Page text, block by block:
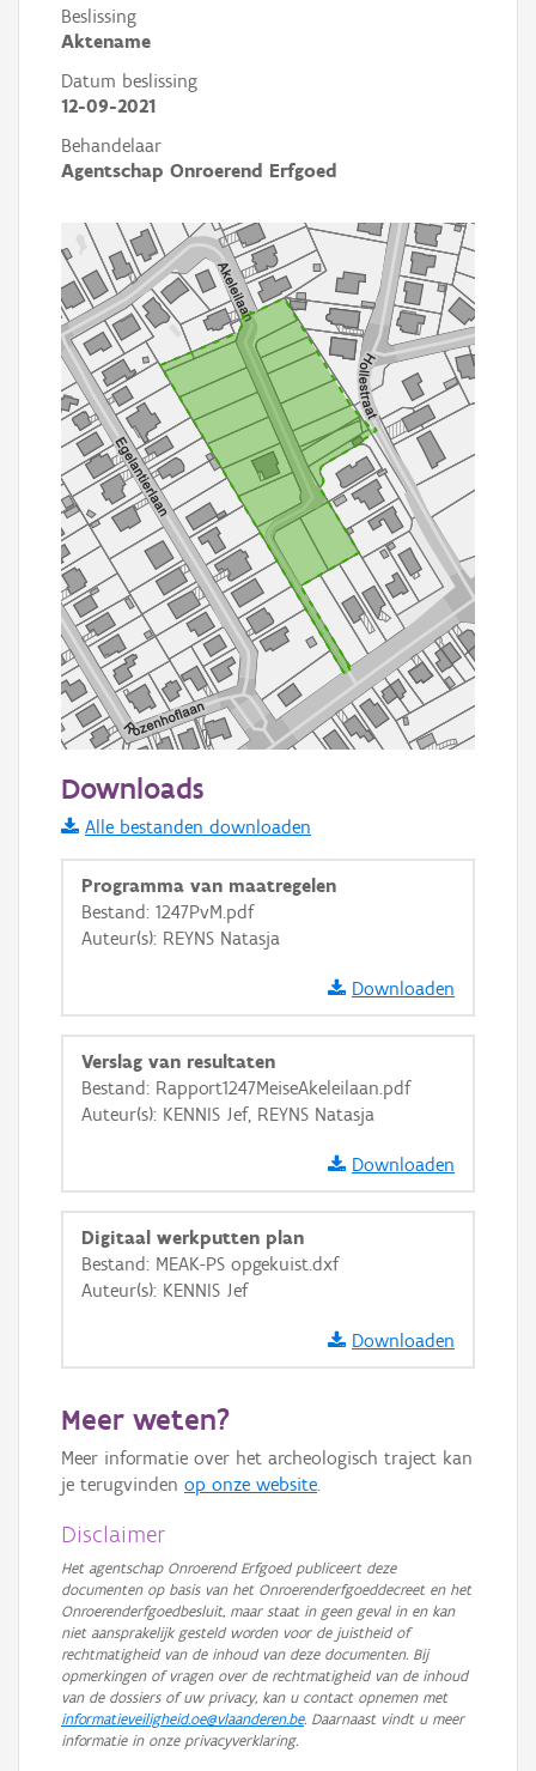
Beslissing
Aktename
Datum beslissing
12-09-2021
Behandelaar
Agentschap Onroerend Erfgoed
Informatie Vlaanderen
i
+ −
Basis Lagen
Ortho
GRB-Basiskaart
GRB-Basiskaart in grijswaarden
Downloads
Alle bestanden downloaden
Programma van maatregelen
Bestand: 1247PvM.pdf
Auteur(s): REYNS Natasja
Downloaden
Verslag van resultaten
Bestand: Rapport1247MeiseAkeleilaan.pdf
Auteur(s): KENNIS Jef, REYNS Natasja
Downloaden
Digitaal werkputten plan
Bestand: MEAK-PS opgekuist.dxf
Auteur(s): KENNIS Jef
Downloaden
Meer weten?
Meer informatie over het archeologisch traject kan
je terugvinden op onze website.
Disclaimer
Het agentschap Onroerend Erfgoed publiceert deze
documenten op basis van het Onroerenderfgoeddecreet en het
Onroerenderfgoedbesluit, maar staat in geen geval in en kan
niet aansprakelijk gesteld worden voor de juistheid of
rechtmatigheid van de inhoud van deze documenten. Bij
opmerkingen of vragen over de rechtmatigheid van de inhoud
van de dossiers of uw privacy, kan u contact opnemen met
informatieveiligheid.oe@vlaanderen.be. Daarnaast vindt u meer
informatie in onze privacyverklaring.